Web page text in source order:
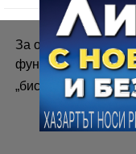
За осигуряване на
функциониране на
„бисквитки“.
алоо 11.01.2015,
Моментално да се
се срещне с